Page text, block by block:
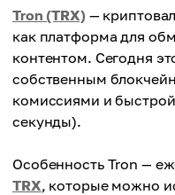
Tron (TRX) —
как платформа для
контентом. Сегодня
собственным
комиссиями и
секунды).
Особенность Tron —
TRX, которые можно